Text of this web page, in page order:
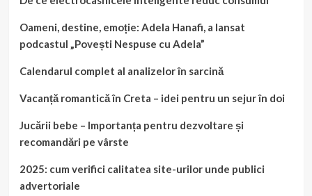
Oameni, destine, emoție: Adela Hanafi, a lansat
podcastul „Povești Nespuse cu Adela”
Calendarul complet al analizelor în sarcină
Vacanță romantică în Creta – idei pentru un sejur în doi
Jucării bebe – Importanța pentru dezvoltare și
recomandări pe vârste
2025: cum verifici calitatea site-urilor unde publici
advertoriale